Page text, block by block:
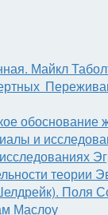
Майкл
обоснование
и
теории
Поля
Маслоу